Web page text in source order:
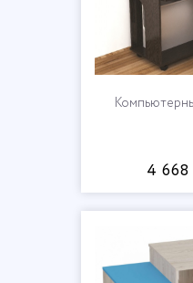
4 668